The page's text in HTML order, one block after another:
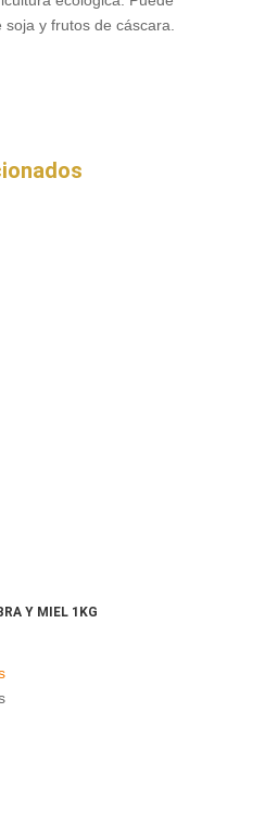
y frutos de cáscara.
Y MIEL 1KG